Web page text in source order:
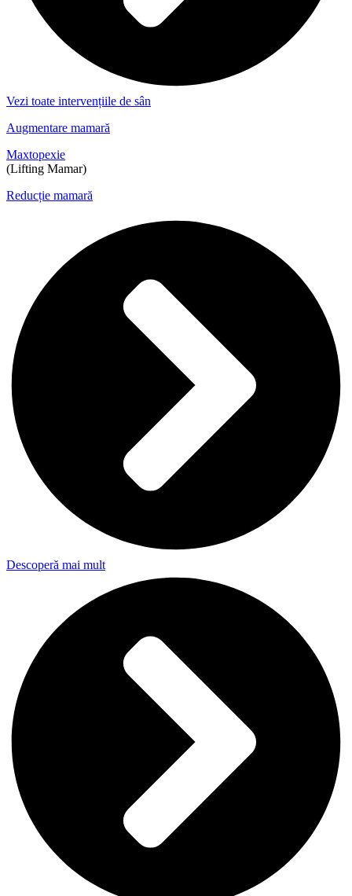
Vezi toate intervențiile de sân
Augmentare mamară
Maxtopexie
(Lifting Mamar)
Reducție mamară
Descoperă mai mult